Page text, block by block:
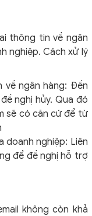
thông tin về ngân
nghiệp. Cách xử lý
về ngân hàng: Đến
nghị hủy. Qua đó
sẽ có căn cứ để từ
doanh nghiệp: Liên
để đề nghị hỗ trợ
không còn khả